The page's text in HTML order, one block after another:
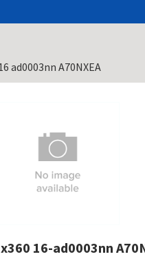
ad0003nn A70NXEA
x360 16-ad0003nn